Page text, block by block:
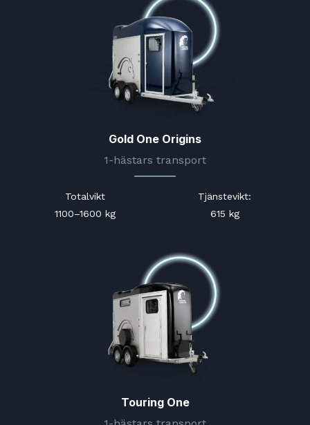
Gold One Origins
1-hästars transport
Totalvikt
1100–1600 kg
Tjänstevikt:
615 kg
Touring One